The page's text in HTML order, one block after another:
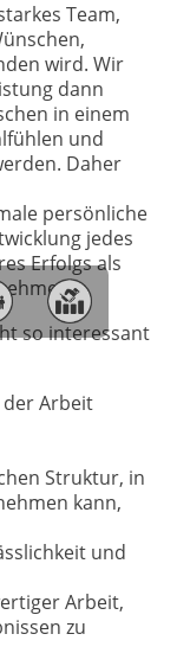
Team,
wird. Wir
dann
in einem
und
Daher
persönliche
jedes
Erfolgs als
so interessant
der Arbeit
Struktur, in
kann,
und
Arbeit,
zu